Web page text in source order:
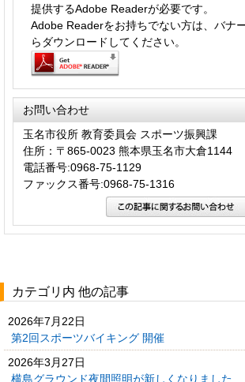
提供するAdobe Readerが必要です。
Adobe Readerをお持ちでない方は、バナ
らダウンロードしてください。
お問い合わせ
玉名市役所 教育委員会 スポーツ振興課
住所：〒865-0023 熊本県玉名市大倉1144
電話番号:0968-75-1129
ファックス番号:0968-75-1316
カテゴリ内 他の記事
2026年7月22日
第2回スポーツバイキング 開催
2026年3月27日
横島グラウンド夜間照明が新しくなりました